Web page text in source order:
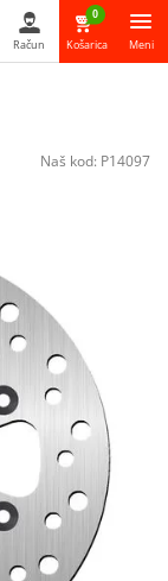
Račun
0
Košarica Meni
Naš kod: P14097